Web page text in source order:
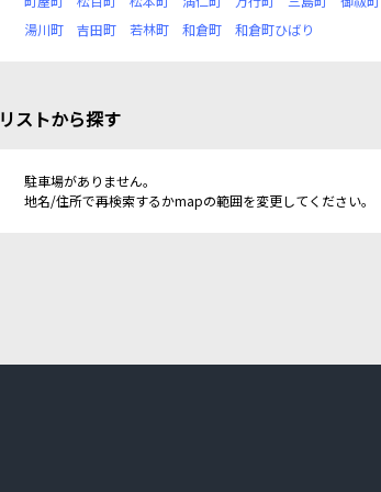
湯川町
吉田町 若林町 和倉町 和倉町ひばり
リストから探す
駐車場がありません。
地名/住所で再検索するかmapの範囲を変更してください。